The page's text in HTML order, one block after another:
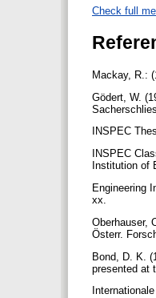
Check full
Mackay, R.:
Gödert, W.
INSPEC
INSPEC
Institution of
Engineering
xx.
Oberhauser,
Österr.
Bond, D. K.
presented at